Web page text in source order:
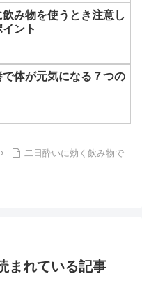
み物を使うとき注意し
ント
体が元気になる７つの
二日酔いに効く飲み物で
まれている記事